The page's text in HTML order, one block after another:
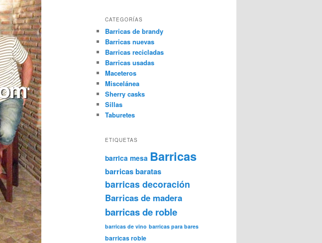
CATEGORÍAS
Barricas de brandy
Barricas nuevas
Barricas recicladas
Barricas usadas
Maceteros
Miscelánea
Sherry casks
Sillas
Taburetes
ETIQUETAS
barrica mesa Barricas
barricas baratas
barricas decoración
Barricas de madera
barricas de roble
barricas de vino barricas para bares
barricas roble